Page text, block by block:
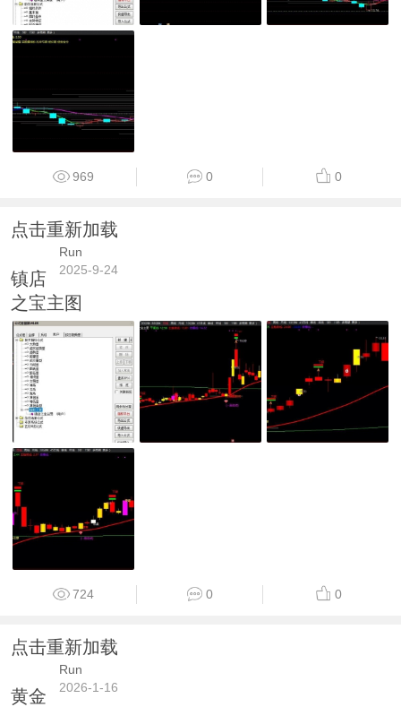
969 0 0
点击重新加载
Run
2025-9-24
镇店
之宝主图
724 0 0
点击重新加载
Run
2026-1-16
黄金